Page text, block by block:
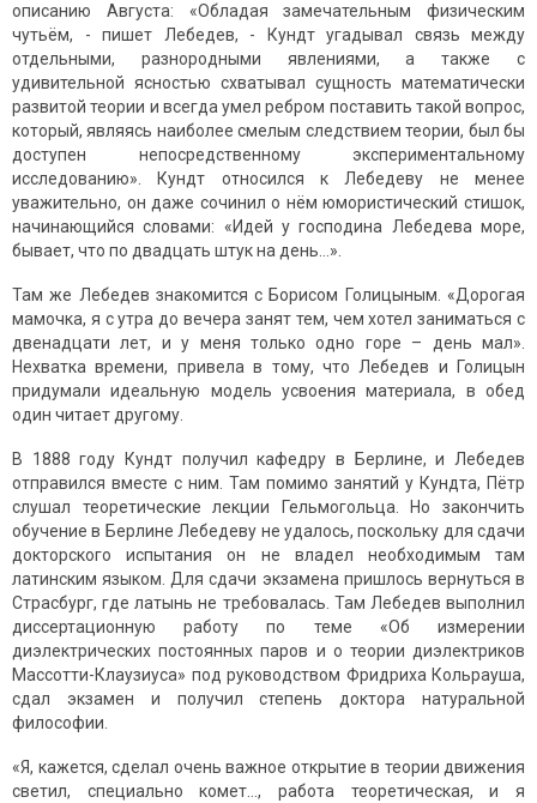
описанию Августа: «Обладая замечательным физическим
чутьём, - пишет Лебедев, - Кундт угадывал связь между
отдельными, разнородными явлениями, а также с
удивительной ясностью схватывал сущность математически
развитой теории и всегда умел ребром поставить такой вопрос,
который, являясь наиболее смелым следствием теории, был бы
доступен непосредственному экспериментальному
исследованию». Кундт относился к Лебедеву не менее
уважительно, он даже сочинил о нём юмористический стишок,
начинающийся словами: «Идей у господина Лебедева море,
бывает, что по двадцать штук на день…».
Там же Лебедев знакомится с Борисом Голицыным. «Дорогая
мамочка, я с утра до вечера занят тем, чем хотел заниматься с
двенадцати лет, и у меня только одно горе – день мал».
Нехватка времени, привела в тому, что Лебедев и Голицын
придумали идеальную модель усвоения материала, в обед
один читает другому.
В 1888 году Кундт получил кафедру в Берлине, и Лебедев
отправился вместе с ним. Там помимо занятий у Кундта, Пётр
слушал теоретические лекции Гельмогольца. Но закончить
обучение в Берлине Лебедеву не удалось, поскольку для сдачи
докторского испытания он не владел необходимым там
латинским языком. Для сдачи экзамена пришлось вернуться в
Страсбург, где латынь не требовалась. Там Лебедев выполнил
диссертационную работу по теме «Об измерении
диэлектрических постоянных паров и о теории диэлектриков
Массотти-Клаузиуса» под руководством Фридриха Кольрауша,
сдал экзамен и получил степень доктора натуральной
философии.
«Я, кажется, сделал очень важное открытие в теории движения
светил, специально комет…, работа теоретическая, и я